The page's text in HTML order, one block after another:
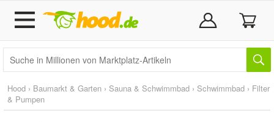
Hood › Baumarkt & Garten › Sauna & Schwimmbad › Schwimmbad › Filter
& Pumpen